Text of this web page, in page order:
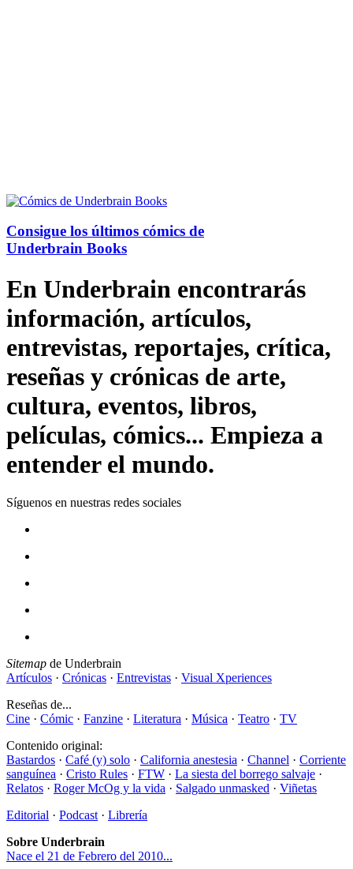
Consigue los últimos cómics de
Underbrain Books
En Underbrain encontrarás
información, artículos,
entrevistas, reportajes, crítica,
reseñas y crónicas de arte,
cultura, eventos, libros,
películas, cómics... Empieza a
entender el mundo.
Síguenos en nuestras redes sociales
Sitemap de Underbrain
Artículos · Crónicas · Entrevistas · Visual Xperiences
Reseñas de...
Cine · Cómic · Fanzine · Literatura · Música · Teatro · TV
Contenido original:
Bastardos · Café (y) solo · California anestesia · Channel · Corriente
sanguínea · Cristo Rules · FTW · La siesta del borrego salvaje ·
Relatos · Roger McOg y la vida · Salgado unmasked · Viñetas
Editorial · Podcast · Librería
Sobre Underbrain
Nace el 21 de Febrero del 2010...